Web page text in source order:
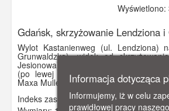
Wyświetlono:
Gdańsk, skrzyżowanie Lendziona
Wylot Kastanienweg (ul. Lendziona)
Grunwaldzka), widok od
Jesionowa), ok. 1905 r. W narożnej
(po lewej stronie) przez krótki czas
Maxa Mullera.
Indeks zasobu:GSP0510
Informacja dotycząca
Informujemy, iż w celu
prawidłowej pracy